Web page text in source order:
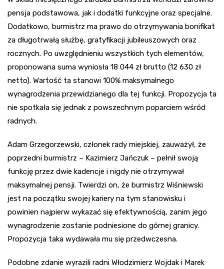
pensja podstawowa, jak i dodatki funkcyjne oraz specjalne.
Dodatkowo, burmistrz ma prawo do otrzymywania bonifikat
za długotrwałą służbę, gratyfikacji jubileuszowych oraz
rocznych. Po uwzględnieniu wszystkich tych elementów,
proponowana suma wyniosła 18 044 zł brutto (12 630 zł
netto). Wartość ta stanowi 100% maksymalnego
wynagrodzenia przewidzianego dla tej funkcji. Propozycja ta
nie spotkała się jednak z powszechnym poparciem wśród
radnych.
Adam Grzegorzewski, członek rady miejskiej, zauważył, że
poprzedni burmistrz – Kazimierz Jańczuk – pełnił swoją
funkcję przez dwie kadencje i nigdy nie otrzymywał
maksymalnej pensji. Twierdzi on, że burmistrz Wiśniewski
jest na początku swojej kariery na tym stanowisku i
powinien najpierw wykazać się efektywnością, zanim jego
wynagrodzenie zostanie podniesione do górnej granicy.
Propozycja taka wydawała mu się przedwczesna.
Podobne zdanie wyrazili radni Włodzimierz Wojdak i Marek